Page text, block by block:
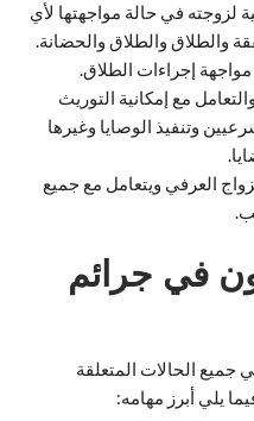
لزوجته في حالة مواجهتها لأي
والطلاق والطلاق والحضانة.
مواجهة إجراءات الطلاق.
مع إمكانية التوريث
وتنفيذ الوصايا وغيرها
العرفي ويتعامل مع جميع
في جرائم
جميع الحالات المتعلقة
يلي أبرز مهامه: